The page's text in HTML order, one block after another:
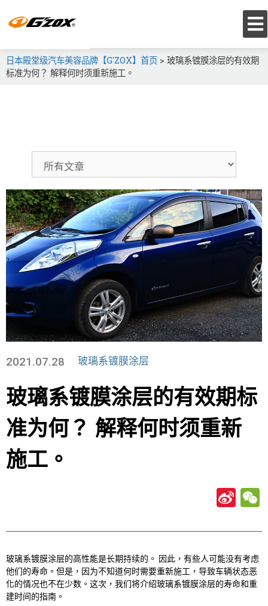
日本殿堂级汽车美容品牌【G'ZOX】首页 > 玻璃系镀膜涂层的有效期
标准为何？ 解释何时须重新施工。
2021.07.28 玻璃系镀膜涂层
玻璃系镀膜涂层的有效期标
准为何？ 解释何时须重新
施工。
Si
a
W
ei
b
玻璃系镀膜涂层的高性能是长期持续的。 因此，有些人可能没有考虑
他们的寿命。但是，因为不知道何时需要重新施工，导致车辆状态恶
化的情况也不在少数。这次，我们将介绍玻璃系镀膜涂层的寿命和重
建时间的指南。